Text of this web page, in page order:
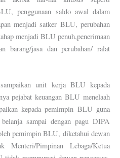
penggunaan saldo awal dalam
menjadi satker BLU, perubahan
menjadi BLU penuh,penerimaan
barang/jasa dan perubahan/ ralat
unit kerja BLU kepada
pejabat keuangan BLU menelaah
kepada pemimpin BLU guna
belanja sampai dengan pagu DIPA
pemimpin BLU, diketahui dewan
Menteri/Pimpinan Lebaga/Ketua